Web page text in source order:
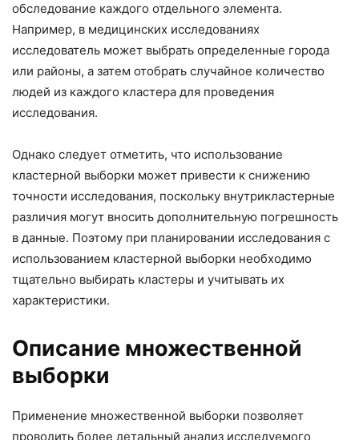
обследование каждого отдельного элемента.
Например, в медицинских исследованиях
исследователь может выбрать определенные города
или районы, а затем отобрать случайное количество
людей из каждого кластера для проведения
исследования.
Однако следует отметить, что использование
кластерной выборки может привести к снижению
точности исследования, поскольку внутрикластерные
различия могут вносить дополнительную погрешность
в данные. Поэтому при планировании исследования с
использованием кластерной выборки необходимо
тщательно выбирать кластеры и учитывать их
характеристики.
Описание множественной
выборки
Применение множественной выборки позволяет
проводить более детальный анализ исследуемого